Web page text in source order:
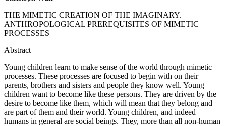
THE MIMETIC CREATION OF THE IMAGINARY.
ANTHROPOLOGICAL PREREQUISITES OF MIMETIC
PROCESSES
Abstract
Young children learn to make sense of the world through mimetic
processes. These processes are focused to begin with on their
parents, brothers and sisters and people they know well. Young
children want to become like these persons. They are driven by the
desire to become like them, which will mean that they belong and
are part of them and their world. Young children, and indeed
humans in general are social beings. They, more than all non-human